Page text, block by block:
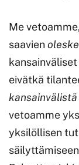
Me
saavien
eivätkä
vetoamme
yksilöllisen